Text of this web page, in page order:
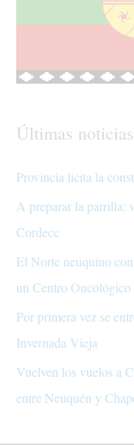
Últimas noticias
Provincia licita la
A preparar la parrilla:
Cordecc
El Norte neuquino
un Centro Oncológico
Por primera vez se
Invernada Vieja
Vuelven los vuelos a
entre Neuquén y